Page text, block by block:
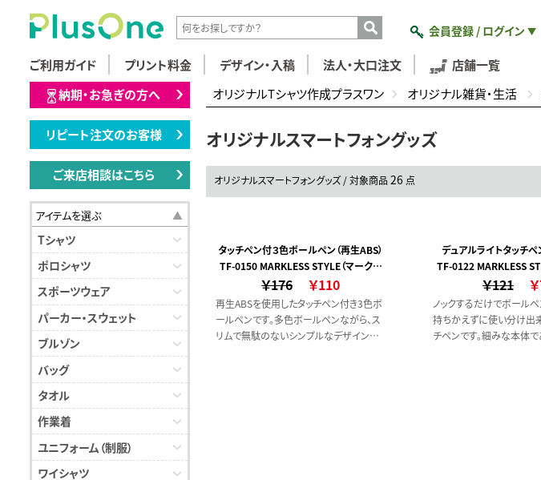
会員登録 / ログイン ▼
ご利用ガイド プリント料金 デザイン・入稿 法人・大口注文
店舗一覧
納期・お急ぎの方へ
リピート注文のお客様
ご来店相談はこちら
アイテムを選ぶ
Tシャツ
ポロシャツ
スポーツウェア
パーカー・スウェット
ブルゾン
バッグ
タオル
作業着
ユニフォーム（制服）
ワイシャツ
オリジナルTシャツ作成プラスワン オリジナル雑貨・生活
オリジナルスマートフォングッズ
オリジナルスマートフォングッズ / 対象商品 26 点
タッチペン付３色ボールペン（再生ABS）
TF-0150 MARKLESS STYLE（マークレ
ススタイル）
￥176 ￥110
再生ABSを使用したタッチペン付き3色ボ
ールペンです。多色ボールペンながら、ス
リムで無駄のないシンプルなデザインで
デュアルライトタッチペ
TF-0122 MARKLESS
ススタイル
￥121
ノックするだけでボールペ
持ちかえずに使い分け出
チペンです。細みな本体で